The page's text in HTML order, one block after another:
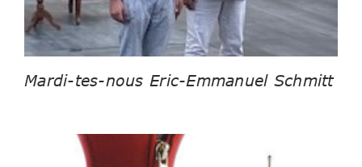
Mardi-tes-nous Eric-Emmanuel Schmitt